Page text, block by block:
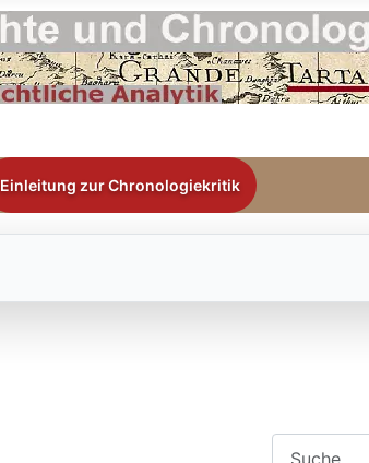
Einleitung zur Chronologiekritik